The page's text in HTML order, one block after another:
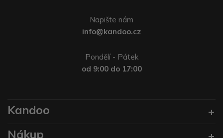
Napište nám
info@kandoo.cz
Pondělí - Pátek
od 9:00 do 17:00
Kandoo
Nákup